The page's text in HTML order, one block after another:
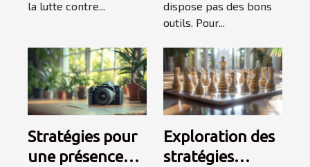
la lutte contre...
dispose pas des bons
outils. Pour...
Stratégies pour
une présence
Exploration des
stratégies